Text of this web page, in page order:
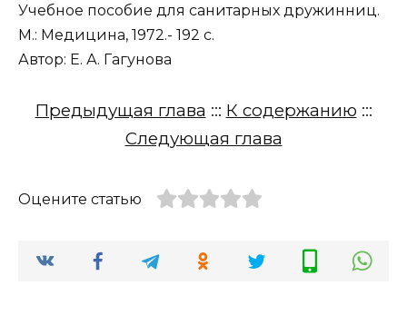
Учебное пособие для санитарных дружинниц.
М.: Медицина, 1972.- 192 с.
Автор: Е. А. Гагунова
Предыдущая глава ::: К содержанию :::
Следующая глава
Оцените статью